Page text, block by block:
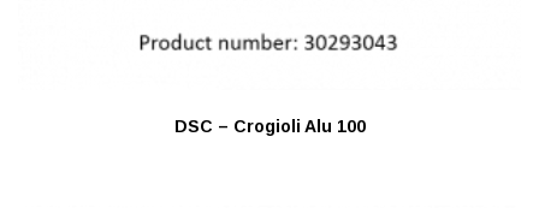
DSC – Crogioli Alu 100